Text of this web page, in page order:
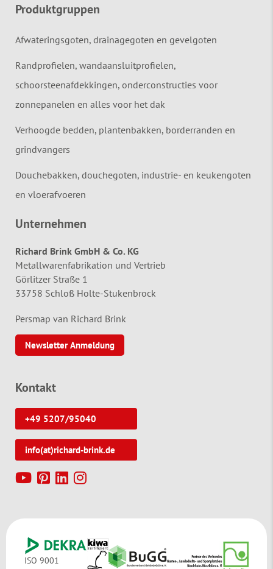
Produktgruppen
Afwateringsgoten, drainagegoten en gevelgoten
Randprofielen, wandaansluitprofielen,
schoorsteenafdekkingen, onderconstructies voor
zonnepanelen en alles voor het dak
Verhoogde bedden, plantenbakken, borderranden en
grindvangers
Douchebakken, douchegoten, industrie- en keukengoten
en vloerafvoeren
Unternehmen
Richard Brink GmbH & Co. KG
Metallwarenfabrikation und Vertrieb
Görlitzer Straße 1
33758 Schloß Holte-Stukenbrock
Persmap van Richard Brink
Newsletter Anmeldung
Kontakt
+49 5207/95040
info(at)richard-brink.de
ISO 9001